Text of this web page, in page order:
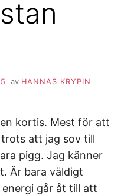
av HANNAS KRYPIN
kortis. Mest för att
att jag sov till
pigg. Jag känner
Är bara väldigt
går åt till att